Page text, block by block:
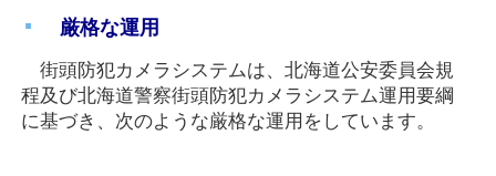
厳格な運用
街頭防犯カメラシステムは、北海道公安委員会規
程及び北海道警察街頭防犯カメラシステム運用要綱
に基づき、次のような厳格な運用をしています。